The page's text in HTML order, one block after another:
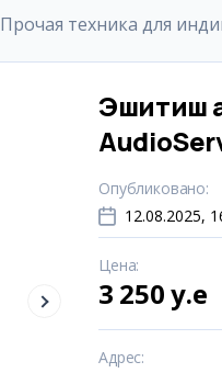
Прочая техника для
Эшитиш
Опубликовано:
12.08.2025,
Цена:
3 250 y.e
Адрес: